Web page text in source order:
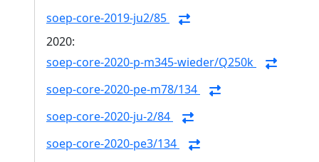
soep-core-2019-ju2/85
2020:
soep-core-2020-p-m345-wieder/Q250k
soep-core-2020-pe-m78/134
soep-core-2020-ju-2/84
soep-core-2020-pe3/134